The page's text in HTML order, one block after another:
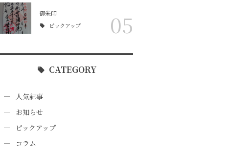
御朱印
ピックアップ 05
CATEGORY
人気記事
お知らせ
ピックアップ
コラム